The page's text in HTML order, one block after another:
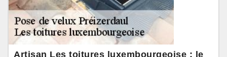
Artisan Les toitures luxembourgeoise : le